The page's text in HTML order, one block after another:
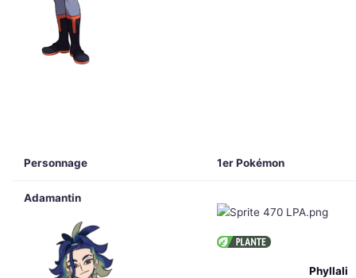
Personnage 1er Pokémon
Adamantin
Phyllali